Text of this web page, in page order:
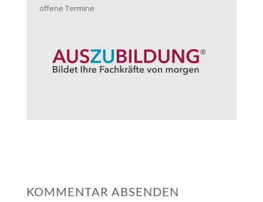
offene Termine
KOMMENTAR ABSENDEN